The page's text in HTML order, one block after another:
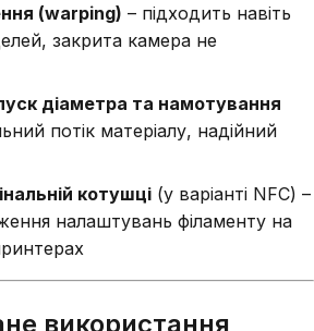
(warping) – підходить навіть
закрита камера не
діаметра та намотування
потік матеріалу, надійний
котушці (у варіанті NFC) –
налаштувань філаменту на
використання